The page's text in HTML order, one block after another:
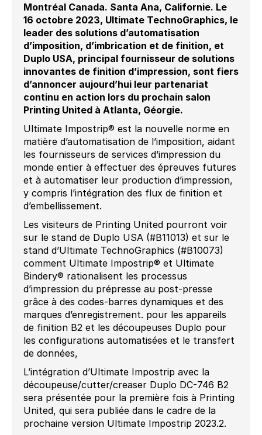
Montréal Canada. Santa Ana, Californie. Le
16 octobre 2023, Ultimate TechnoGraphics, le
leader des solutions d’automatisation
d’imposition, d’imbrication et de finition, et
Duplo USA, principal fournisseur de solutions
innovantes de finition d’impression, sont fiers
d’annoncer aujourd’hui leur partenariat
continu en action lors du prochain salon
Printing United à Atlanta, Géorgie.
Ultimate Impostrip® est la nouvelle norme en
matière d’automatisation de l’imposition, aidant
les fournisseurs de services d’impression du
monde entier à effectuer des épreuves futures
et à automatiser leur production d’impression,
y compris l’intégration des flux de finition et
d’embellissement.
Les visiteurs de Printing United pourront voir
sur le stand de Duplo USA (#B11013) et sur le
stand d’Ultimate TechnoGraphics (#B10073)
comment Ultimate Impostrip® et Ultimate
Bindery® rationalisent les processus
d’impression du prépresse au post-presse
grâce à des codes-barres dynamiques et des
marques d’enregistrement. pour les appareils
de finition B2 et les découpeuses Duplo pour
les configurations automatisées et le transfert
de données,
L’intégration d’Ultimate Impostrip avec la
découpeuse/cutter/creaser Duplo DC-746 B2
sera présentée pour la première fois à Printing
United, qui sera publiée dans le cadre de la
prochaine version Ultimate Impostrip 2023.2.